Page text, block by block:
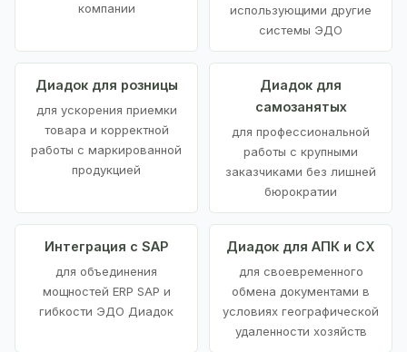
компании
использующими другие
системы ЭДО
Диадок для розницы
для ускорения приемки
товара и корректной
работы с маркированной
продукцией
Диадок для
самозанятых
для профессиональной
работы с крупными
заказчиками без лишней
бюрократии
Интеграция с SAP
для объединения
мощностей ERP SAP и
гибкости ЭДО Диадок
Диадок для АПК и СХ
для своевременного
обмена документами в
условиях географической
удаленности хозяйств